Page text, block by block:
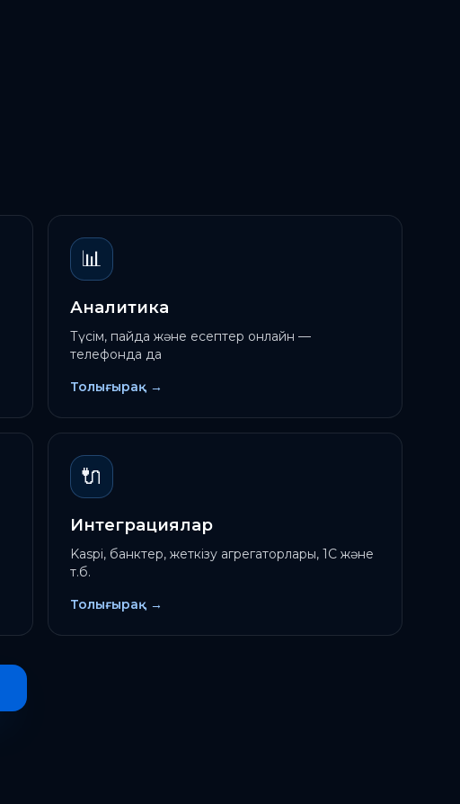
📊
Аналитика
Түсім, пайда және есептер онлайн —
телефонда да
Толығырақ →
🔌
Интеграциялар
Kaspi, банктер, жеткізу агрегаторлары, 1С және
т.б.
Толығырақ →